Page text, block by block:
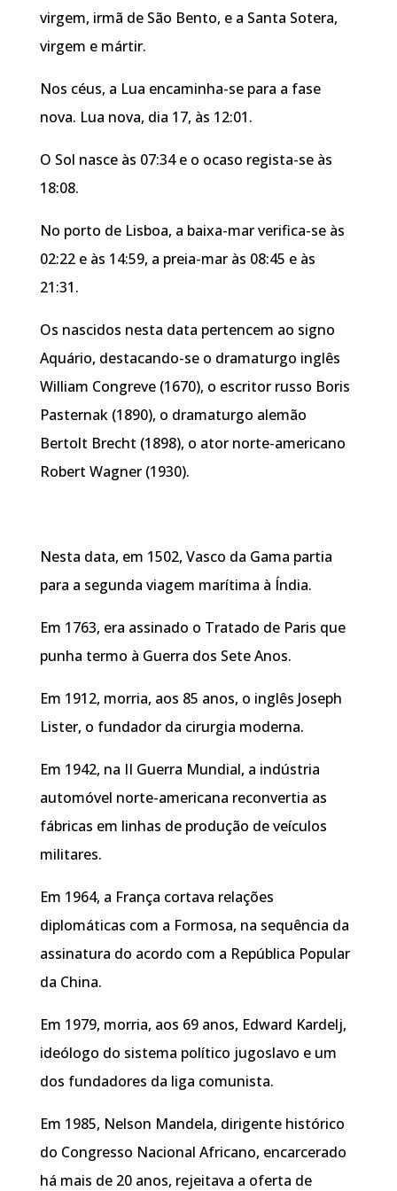
virgem, irmã de São Bento, e a Santa Sotera,
virgem e mártir.
Nos céus, a Lua encaminha-se para a fase
nova. Lua nova, dia 17, às 12:01.
O Sol nasce às 07:34 e o ocaso regista-se às
18:08.
No porto de Lisboa, a baixa-mar verifica-se às
02:22 e às 14:59, a preia-mar às 08:45 e às
21:31.
Os nascidos nesta data pertencem ao signo
Aquário, destacando-se o dramaturgo inglês
William Congreve (1670), o escritor russo Boris
Pasternak (1890), o dramaturgo alemão
Bertolt Brecht (1898), o ator norte-americano
Robert Wagner (1930).
Nesta data, em 1502, Vasco da Gama partia
para a segunda viagem marítima à Índia.
Em 1763, era assinado o Tratado de Paris que
punha termo à Guerra dos Sete Anos.
Em 1912, morria, aos 85 anos, o inglês Joseph
Lister, o fundador da cirurgia moderna.
Em 1942, na II Guerra Mundial, a indústria
automóvel norte-americana reconvertia as
fábricas em linhas de produção de veículos
militares.
Em 1964, a França cortava relações
diplomáticas com a Formosa, na sequência da
assinatura do acordo com a República Popular
da China.
Em 1979, morria, aos 69 anos, Edward Kardelj,
ideólogo do sistema político jugoslavo e um
dos fundadores da liga comunista.
Em 1985, Nelson Mandela, dirigente histórico
do Congresso Nacional Africano, encarcerado
há mais de 20 anos, rejeitava a oferta de